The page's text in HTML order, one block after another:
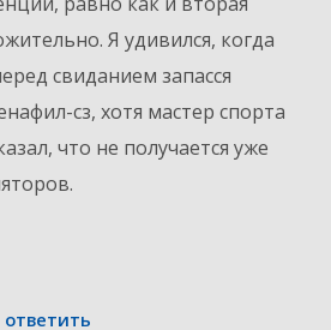
Я удивился, когда
свиданием запасся
сз, хотя мастер спорта
что не получается уже
ответить